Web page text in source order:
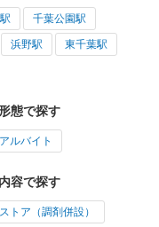
千葉公園駅
浜野駅 東千葉駅
態で探す
ルバイト
容で探す
トア（調剤併設）